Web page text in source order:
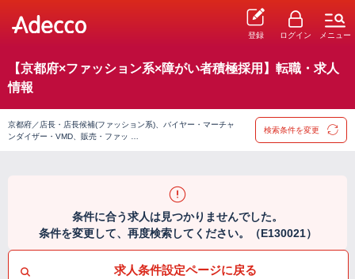
登録 ログイン メニュー
【京都府×ファッション系×障がい者積極採用】転職・求人
情報
京都府／店長・店長候補(ファッション系)、バイヤー・マーチャ
ンダイザー・VMD、販売・ファッ …
検索条件を変更
条件に合う求人は見つかりませんでした。
条件を変更して、再度検索してください。（E130021）
求人条件設定ページに戻る